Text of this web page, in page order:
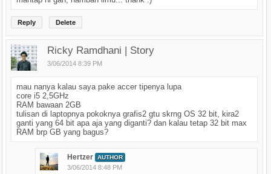
Reply Delete
Ricky Ramdhani | Story
3/06/2014 8:39 PM
mau nanya kalau saya pake accer tipenya lupa
core i5 2,5GHz
RAM bawaan 2GB
tulisan di laptopnya pokoknya grafis2 gtu skrng OS 32 bit, kira2
ganti yang 64 bit apa aja yang diganti? dan kalau tetap 32 bit max
RAM brp GB yang bagus?
Hertzer AUTHOR
3/06/2014 8:48 PM